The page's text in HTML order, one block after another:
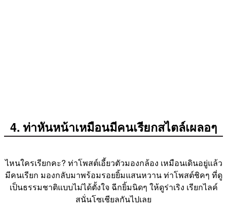
4. ท่าหันหน้าเหมือนมีคนเรียกสไตล์เผลอๆ
ไหนใครเรียกคะ? ท่าโพสต์เอี้ยวตัวมองกล้อง เหมือนเดินอยู่แล้ว
มีคนเรียก มองกลับมาพร้อมรอยยิ้มแสนหวาน ท่าโพสต์ชิคๆ ที่ดู
เป็นธรรมชาติแบบไม่ได้ตั้งใจ ฉีกยิ้มนิดๆ ให้ดูร่าเริง เรียกไลค์
สนั่นโซเชียลกันไปเลย